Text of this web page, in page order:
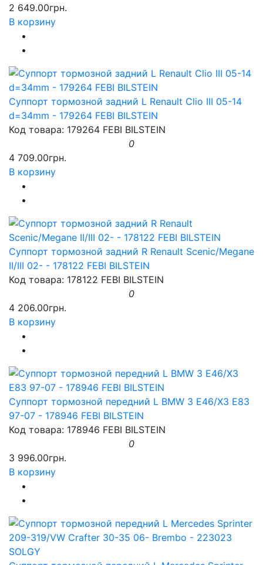
2 649.00грн.
В корзину
Суппорт тормозной задний L Renault Clio III 05-14
d=34mm - 179264 FEBI BILSTEIN
Код товара: 179264 FEBI BILSTEIN
0
4 709.00грн.
В корзину
Суппорт тормозной задний R Renault Scenic/Megane
II/III 02- - 178122 FEBI BILSTEIN
Код товара: 178122 FEBI BILSTEIN
0
4 206.00грн.
В корзину
Суппорт тормозной передний L BMW 3 E46/X3 E83
97-07 - 178946 FEBI BILSTEIN
Код товара: 178946 FEBI BILSTEIN
0
3 996.00грн.
В корзину